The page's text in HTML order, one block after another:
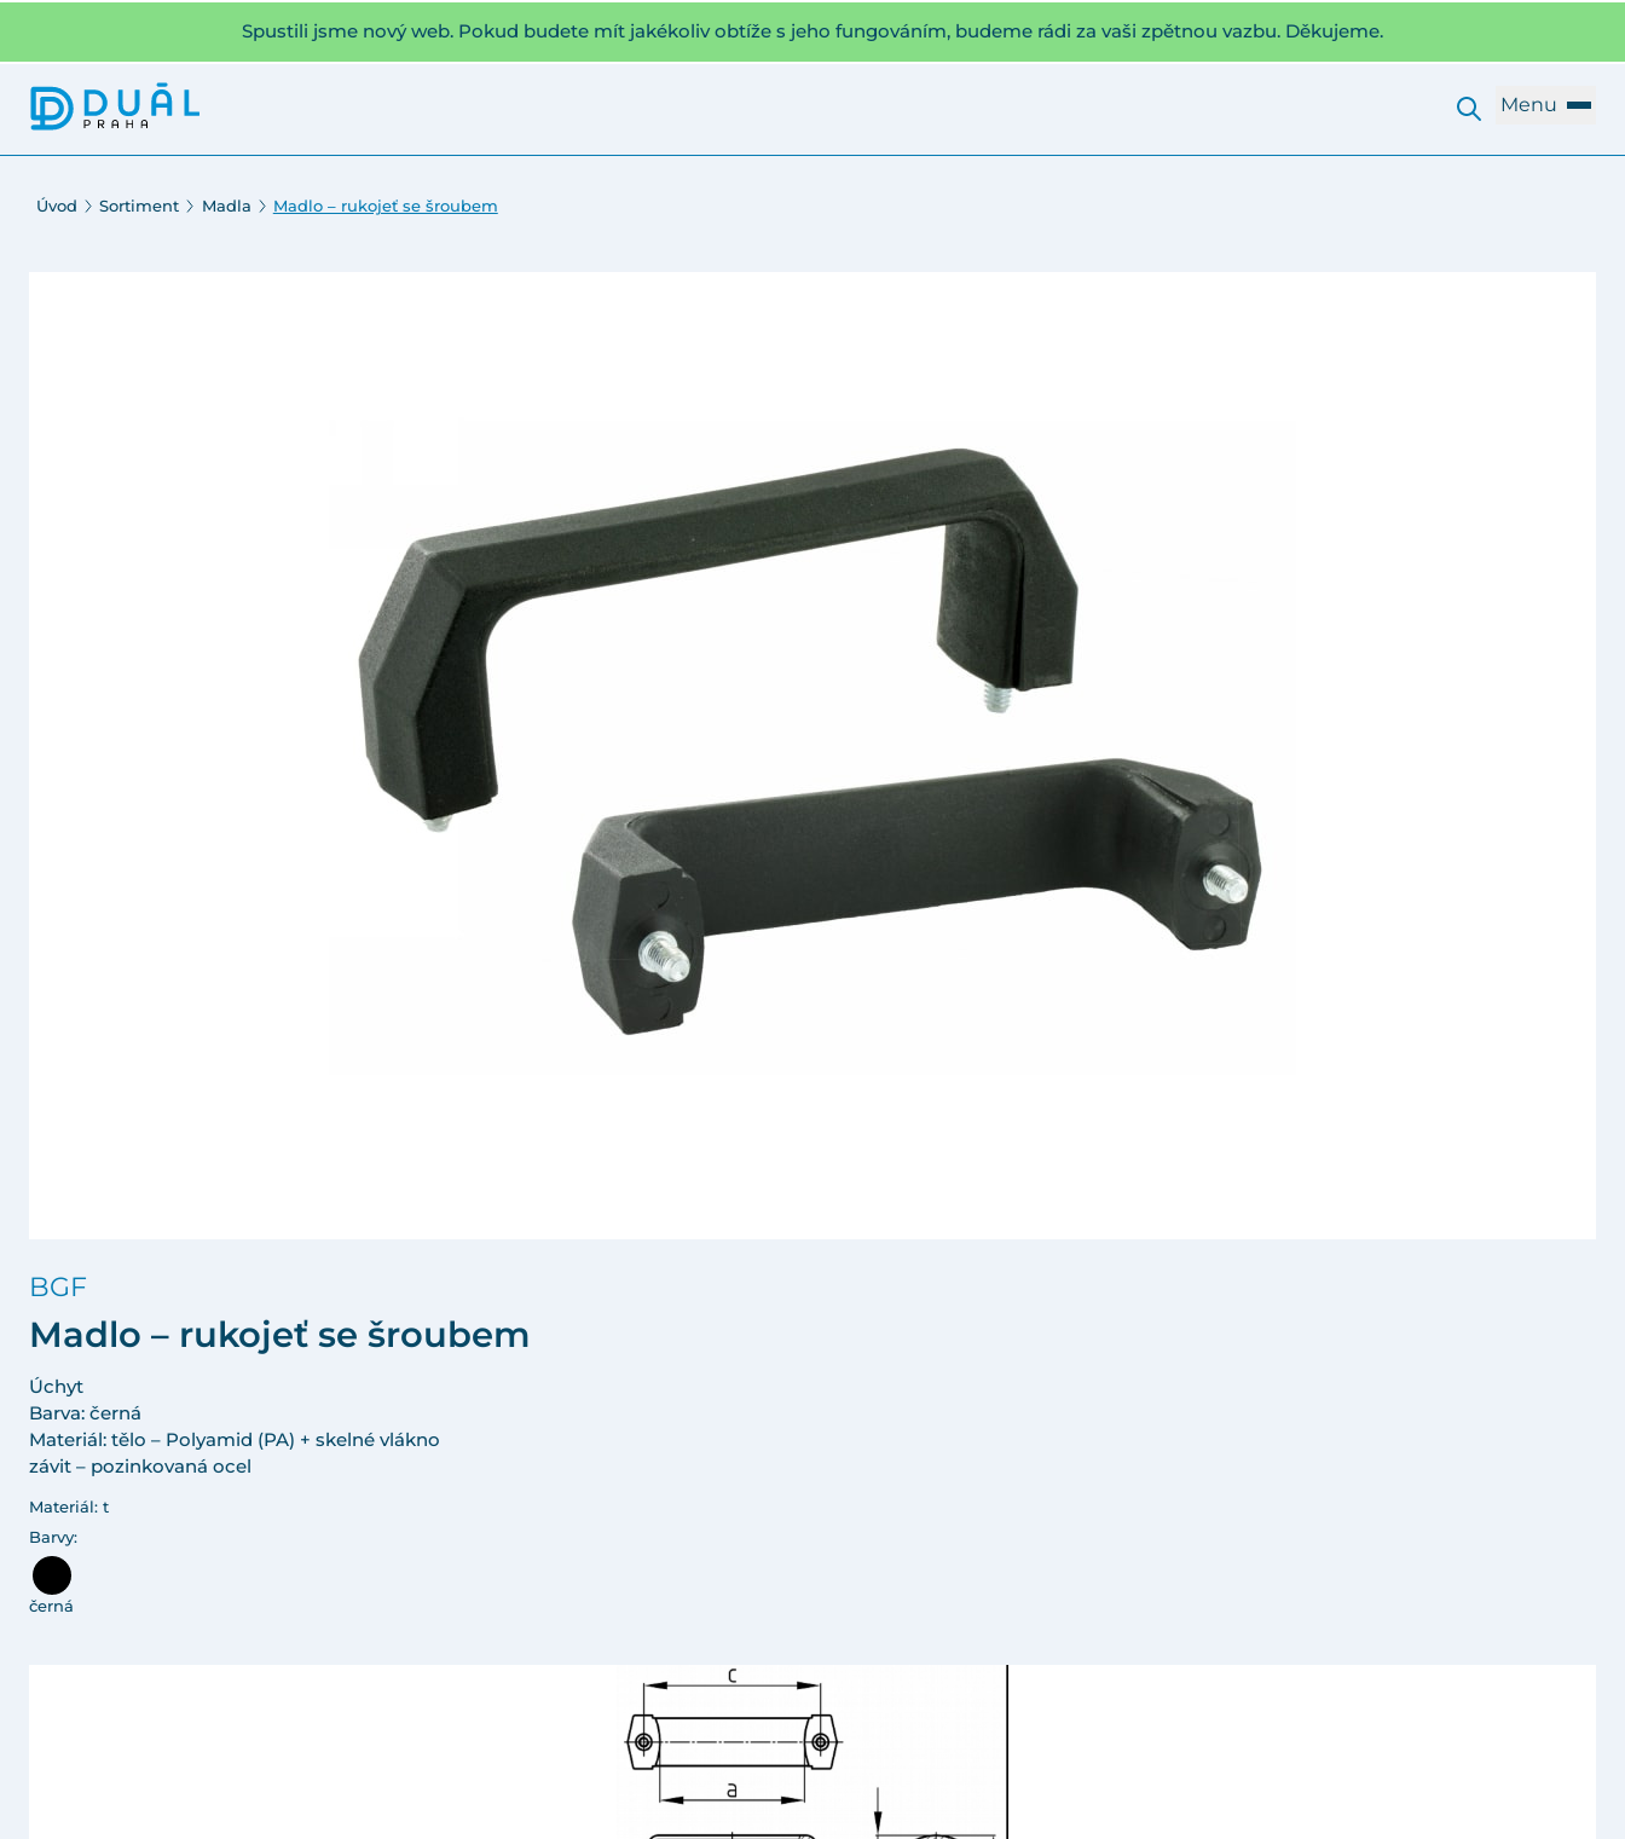
Spustili jsme nový web. Pokud budete mít jakékoliv obtíže s jeho fungováním, budeme rádi za vaši zpětnou vazbu. Děkujeme.
Menu
Úvod Sortiment Madla Madlo – rukojeť se šroubem
BGF
Madlo – rukojeť se šroubem
Úchyt
Barva: černá
Materiál: tělo – Polyamid (PA) + skelné vlákno
závit – pozinkovaná ocel
Materiál: t
Barvy:
černá